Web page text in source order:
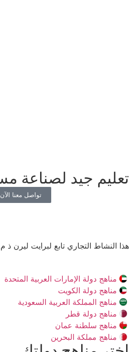
تعليم جيد لصناعة
تواصل معنا الآن
هذا النشاط التجاري تابع لبرايت ليرن ذ
مناهج دولة الإمارات العربية المتحدة
مناهج دولة الكويت
مناهج المملكة العربية السعودية
مناهج دولة قطر
مناهج سلطنة عمان
مناهج مملكة البحرين